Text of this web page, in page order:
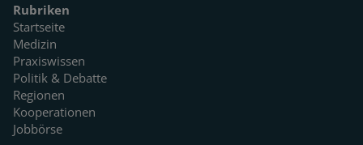
Rubriken
Startseite
Medizin
Praxiswissen
Politik & Debatte
Regionen
Kooperationen
Jobbörse